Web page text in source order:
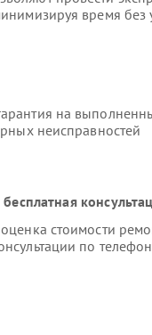
время без
на
неисправностей
стоимости
по